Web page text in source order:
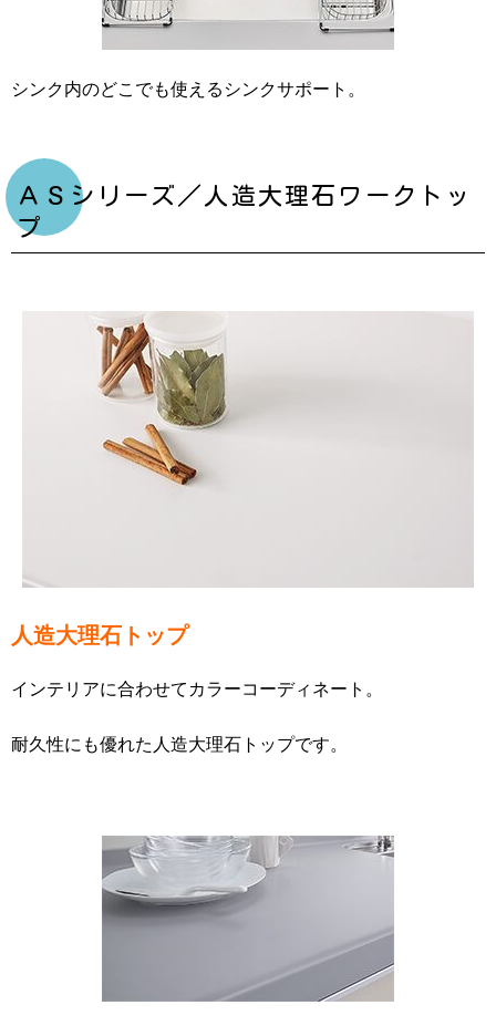
シンク内のどこでも使えるシンクサポート。
ＡＳシリーズ／人造大理石ワークトッ
プ
人造大理石トップ
インテリアに合わせてカラーコーディネート。
耐久性にも優れた人造大理石トップです。